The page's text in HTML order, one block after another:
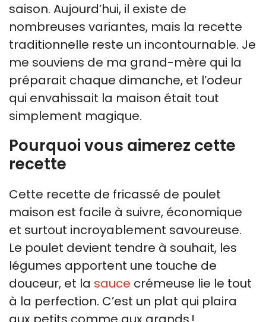
saison. Aujourd’hui, il existe de
nombreuses variantes, mais la recette
traditionnelle reste un incontournable. Je
me souviens de ma grand-mère qui la
préparait chaque dimanche, et l’odeur
qui envahissait la maison était tout
simplement magique.
Pourquoi vous aimerez cette
recette
Cette recette de fricassé de poulet
maison est facile à suivre, économique
et surtout incroyablement savoureuse.
Le poulet devient tendre à souhait, les
légumes apportent une touche de
douceur, et la sauce crémeuse lie le tout
à la perfection. C’est un plat qui plaira